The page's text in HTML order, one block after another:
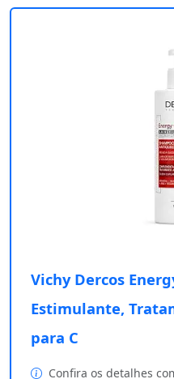
Vichy Dercos
Estimulante,
para C
Confira os detalhes